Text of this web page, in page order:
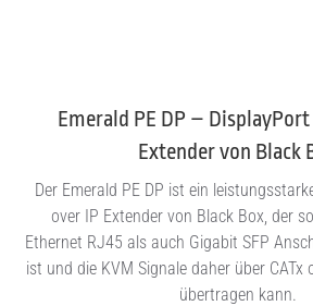
Emerald PE DP –
Extender von Black
Der Emerald PE DP ist ein
over IP Extender von Black Box, der
Ethernet RJ45 als auch Gigabit SFP
ist und die KVM Signale daher über CATx
übertragen kann.